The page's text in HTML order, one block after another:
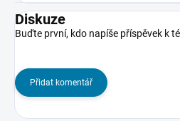
Diskuze
Buďte první, kdo napíše příspěvek k
Přidat komentář